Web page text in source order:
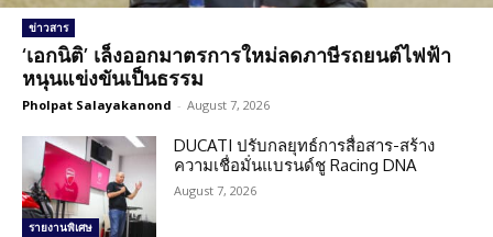
ข่าวสาร
‘เอกนิติ’ เล็งออกมาตรการใหม่ลดภาษีรถยนต์ไฟฟ้า
หนุนแข่งขันเป็นธรรม
Pholpat Salayakanond - August 7, 2026
รายงานพิเศษ
DUCATI ปรับกลยุทธ์การสื่อสาร-สร้าง
ความเชื่อมั่นแบรนด์ชู Racing DNA
August 7, 2026